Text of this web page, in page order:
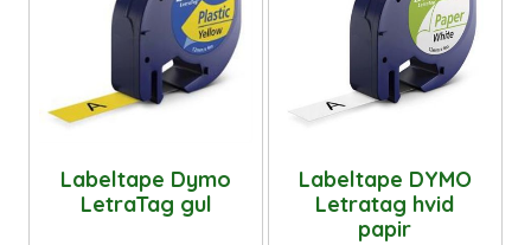
Labeltape Dymo
LetraTag gul
Labeltape DYMO
Letratag hvid
papir